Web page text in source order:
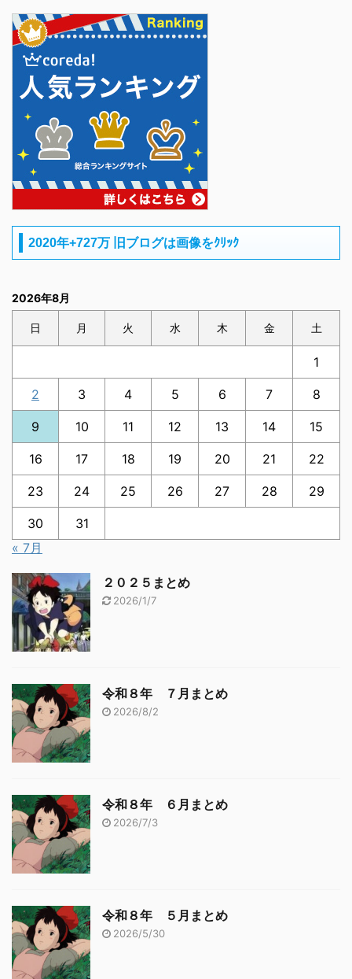
2020年+727万 旧ブログは画像をｸﾘｯｸ
2026年8月
日 月 火 水 木 金 土
1
2 3 4 5 6 7 8
9 10 11 12 13 14 15
16 17 18 19 20 21 22
23 24 25 26 27 28 29
30
31
« 7月
２０２５まとめ
2026/1/7
令和８年 ７月まとめ
2026/8/2
令和８年 ６月まとめ
2026/7/3
令和８年 ５月まとめ
2026/5/30